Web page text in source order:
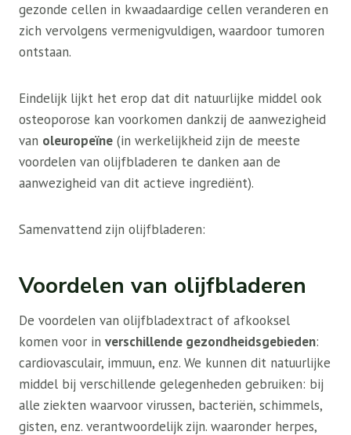
gezonde cellen in kwaadaardige cellen veranderen en
zich vervolgens vermenigvuldigen, waardoor tumoren
ontstaan.
Eindelijk lijkt het erop dat dit natuurlijke middel ook
osteoporose kan voorkomen dankzij de aanwezigheid
van oleuropeïne (in werkelijkheid zijn de meeste
voordelen van olijfbladeren te danken aan de
aanwezigheid van dit actieve ingrediënt).
Samenvattend zijn olijfbladeren:
Voordelen van olijfbladeren
De voordelen van olijfbladextract of afkooksel
komen voor in verschillende gezondheidsgebieden:
cardiovasculair, immuun, enz. We kunnen dit natuurlijke
middel bij verschillende gelegenheden gebruiken: bij
alle ziekten waarvoor virussen, bacteriën, schimmels,
gisten, enz. verantwoordelijk zijn. waaronder herpes,